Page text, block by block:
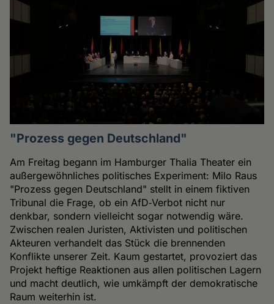
"Prozess gegen Deutschland"
Am Freitag begann im Hamburger Thalia Theater ein
außergewöhnliches politisches Experiment: Milo Raus
"Prozess gegen Deutschland" stellt in einem fiktiven
Tribunal die Frage, ob ein AfD‑Verbot nicht nur
denkbar, sondern vielleicht sogar notwendig wäre.
Zwischen realen Juristen, Aktivisten und politischen
Akteuren verhandelt das Stück die brennenden
Konflikte unserer Zeit. Kaum gestartet, provoziert das
Projekt heftige Reaktionen aus allen politischen Lagern
und macht deutlich, wie umkämpft der demokratische
Raum weiterhin ist.